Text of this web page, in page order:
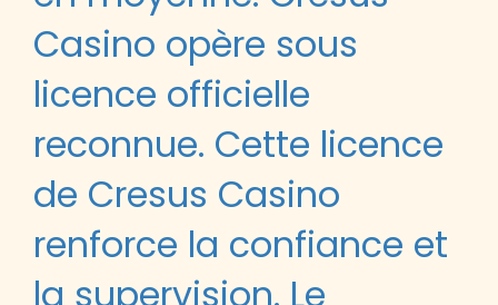
Casino opère sous
licence officielle
reconnue. Cette licence
de Cresus Casino
renforce la confiance et
la supervision. Le